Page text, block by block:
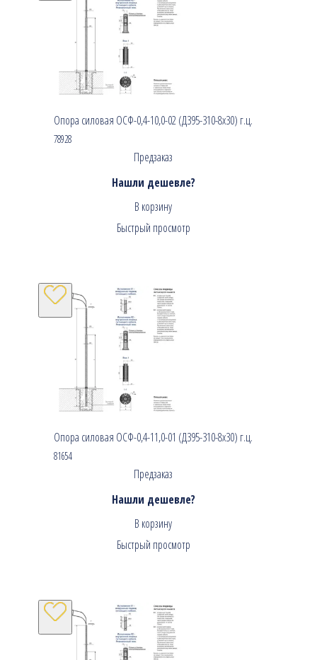
Опора силовая ОСФ-0,4-10,0-02 (Д395-310-8х30) г.ц.
78928
Предзаказ
Нашли дешевле?
В корзину
Быстрый просмотр
Опора силовая ОСФ-0,4-11,0-01 (Д395-310-8х30) г.ц.
81654
Предзаказ
Нашли дешевле?
В корзину
Быстрый просмотр